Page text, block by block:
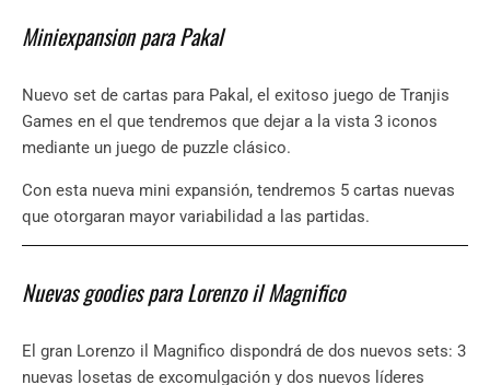
Miniexpansion para Pakal
Nuevo set de cartas para Pakal, el exitoso juego de Tranjis
Games en el que tendremos que dejar a la vista 3 iconos
mediante un juego de puzzle clásico.
Con esta nueva mini expansión, tendremos 5 cartas nuevas
que otorgaran mayor variabilidad a las partidas.
Nuevas goodies para Lorenzo il Magnifico
El gran Lorenzo il Magnifico dispondrá de dos nuevos sets: 3
nuevas losetas de excomulgación y dos nuevos líderes